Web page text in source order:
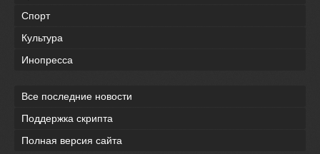
Спорт
Культура
Инопресса
Все последние новости
Поддержка скрипта
Полная версия сайта